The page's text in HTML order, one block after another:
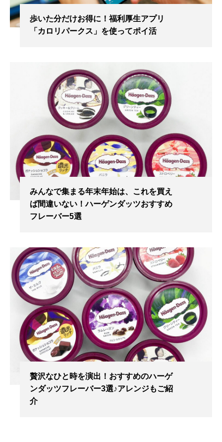
歩いた分だけお得に！福利厚生アプリ
「カロリパークス」を使ってポイ活
みんなで集まる年末年始は、これを買え
ば間違いない！ハーゲンダッツおすすめ
フレーバー5選
贅沢なひと時を演出！おすすめのハーゲ
ンダッツフレーバー3選♪アレンジもご紹
介